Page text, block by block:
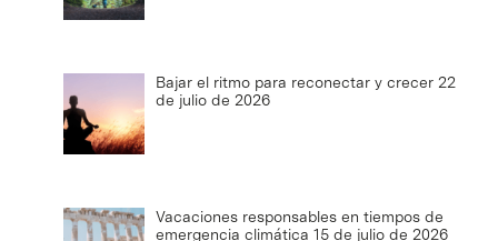
Bajar el ritmo para reconectar y crecer 22
de julio de 2026
Vacaciones responsables en tiempos de
emergencia climática 15 de julio de 2026